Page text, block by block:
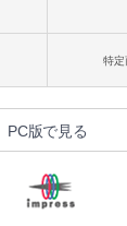
特定
PC版で見る